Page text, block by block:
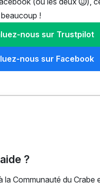
!
nous sur Trustpilot
nous sur Facebook
?
la Communauté du Crabe